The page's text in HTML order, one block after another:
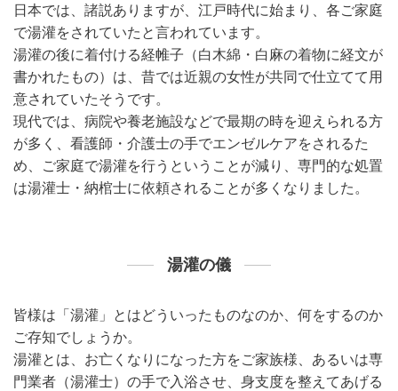
日本では、諸説ありますが、江戸時代に始まり、各ご家庭
で湯灌をされていたと言われています。
湯灌の後に着付ける経帷子（白木綿・白麻の着物に経文が
書かれたもの）は、昔では近親の女性が共同で仕立てて用
意されていたそうです。
現代では、病院や養老施設などで最期の時を迎えられる方
が多く、看護師・介護士の手でエンゼルケアをされるた
め、ご家庭で湯灌を行うということが減り、専門的な処置
は湯灌士・納棺士に依頼されることが多くなりました。
湯灌の儀
皆様は「湯灌」とはどういったものなのか、何をするのか
ご存知でしょうか。
湯灌とは、お亡くなりになった方をご家族様、あるいは専
門業者（湯灌士）の手で入浴させ、身支度を整えてあげる